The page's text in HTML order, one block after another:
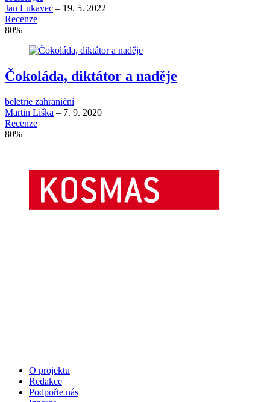
Jan Lukavec – 19. 5. 2022
Recenze
80%
Čokoláda, diktátor a naděje
beletrie zahraniční
Martin Liška – 7. 9. 2020
Recenze
80%
O projektu
Redakce
Podpořte nás